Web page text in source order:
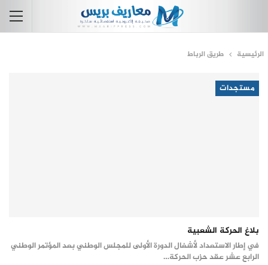
الرئيسية طريق الرباط
مستجدات
بلاغ الحركة الشعبية
في إطار الاستعداد لأشغال الدورة الأولى للمجلس الوطني بعد المؤتمر الوطني
الرابع عشر عقد حزب الحركة…